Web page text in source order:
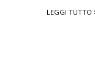
LEGGI TUTTO